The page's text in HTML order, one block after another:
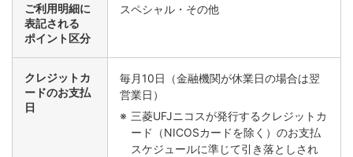
ご利用明細に
表記される
ポイント区分
スペシャル・その他
クレジットカ
ードのお支払
日
毎月10日（金融機関が休業日の場合は翌
営業日）
三菱UFJニコスが発行するクレジットカ
ード（NICOSカードを除く）のお支払
スケジュールに準じて引き落としされ